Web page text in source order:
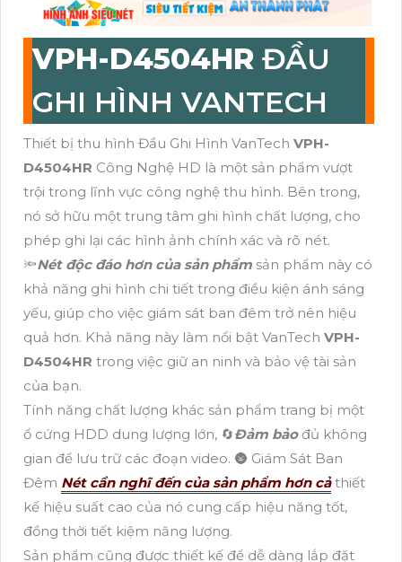
VPH-D4504HR ĐẦU
GHI HÌNH VANTECH
Thiết bị thu hình Đầu Ghi Hình VanTech VPH-
D4504HR Công Nghệ HD là một sản phẩm vượt
trội trong lĩnh vực công nghệ thu hình. Bên trong,
nó sở hữu một trung tâm ghi hình chất lượng, cho
phép ghi lại các hình ảnh chính xác và rõ nét.
🔦Nét độc đáo hơn của sản phẩm sản phẩm này có
khả năng ghi hình chi tiết trong điều kiện ánh sáng
yếu, giúp cho việc giám sát ban đêm trở nên hiệu
quả hơn. Khả năng này làm nổi bật VanTech VPH-
D4504HR trong việc giữ an ninh và bảo vệ tài sản
của bạn.
Tính năng chất lượng khác sản phẩm trang bị một
ổ cứng HDD dung lượng lớn, 🔄Đảm bảođủ không
gian để lưu trữ các đoạn video. 🌚 Giám Sát Ban
Đêm Nét cần nghĩ đến của sản phẩm hơn cảthiết
kế hiệu suất cao của nó cung cấp hiệu năng tốt,
đồng thời tiết kiệm năng lượng.
Sản phẩm cũng được thiết kế để dễ dàng lắp đặt